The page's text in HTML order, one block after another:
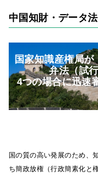
中国知財・データ
国家知識産権局
弁法（試
4つの場合に迅速
国の質の高い発展のため、
ち簡政放権（行政簡素化と